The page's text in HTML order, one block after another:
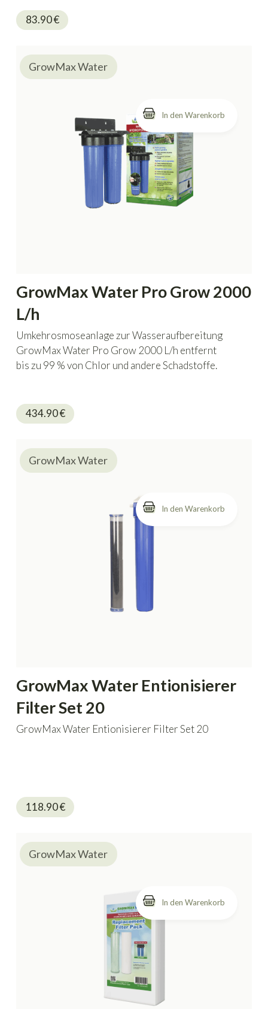
83.90€
GrowMax Water Pro Grow 2000
L/h
Umkehrosmoseanlage zur Wasseraufbereitung
GrowMax Water Pro Grow 2000 L/h entfernt
bis zu 99 % von Chlor und andere Schadstoffe.
434.90€
GrowMax Water
GrowMax Water Entionisierer
Filter Set 20
GrowMax Water Entionisierer Filter Set 20
118.90€
GrowMax Water
GrowMax Water